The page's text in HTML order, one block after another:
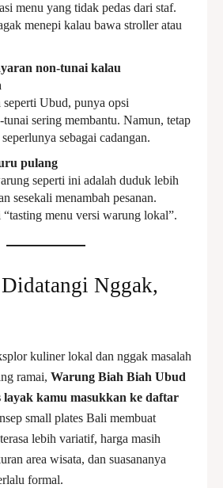
menu yang tidak pedas dari staf.
menepi kalau bawa stroller atau
non-tunai kalau
Ubud, punya opsi
tunai sering membantu. Namun, tetap
sebagai cadangan.
pulang
seperti ini adalah duduk lebih
sesekali menambah pesanan.
“tasting menu versi warung lokal”.
Nggak,
kuliner lokal dan nggak masalah
ramai, Warung Biah Biah Ubud
layak kamu masukkan ke daftar
small plates Bali membuat
lebih variatif, harga masih
area wisata, dan suasananya
formal.